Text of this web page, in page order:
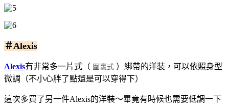
＃Alexis
Alexis有非常多一片式（ 圍裹式 ）綁帶的洋裝，可以依照身型
微調（不小心胖了點還是可以穿得下）
這次多買了另一件Alexis的洋裝～畢竟有時候也需要低調一下